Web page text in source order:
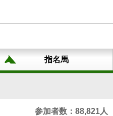
参加者数：88,821人